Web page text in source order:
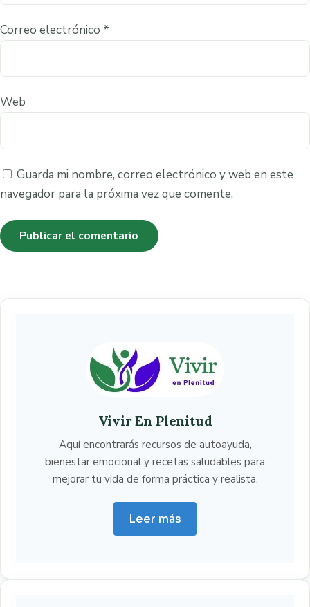
Correo electrónico *
Web
Guarda mi nombre, correo electrónico y web en este
navegador para la próxima vez que comente.
Vivir En Plenitud
Aquí encontrarás recursos de autoayuda,
bienestar emocional y recetas saludables para
mejorar tu vida de forma práctica y realista.
Leer más